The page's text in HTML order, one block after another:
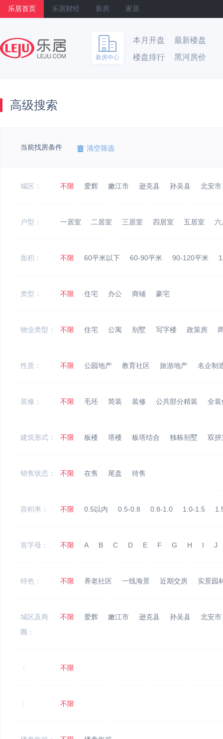
乐居首页 乐居财经 新房 家居
新房中心
本月开盘
最新楼盘
楼盘排行
黑河房价
高级搜索
当前找房条件 清空筛选
城区： 不限 爱辉 嫩江市 逊克县 孙吴县 北安市
户型： 一居室 二居室 三居室 四居室 五居室 六
面积： 不限 60平米以下 60-90平米 90-120平米
类型： 不限 住宅 办公 商铺 豪宅
物业类型： 不限 住宅 公寓 别墅 写字楼 政策房
性质： 不限 公园地产 教育社区 旅游地产 名企制
装修： 不限 毛坯 简装 装修 公共部分精装 全装
建筑形式： 不限 板楼 塔楼 板塔结合 独栋别墅 双拼
销售状态： 不限 在售 尾盘 待售
容积率： 不限 0.5以内 0.5-0.8 0.8-1.0 1.0-1.5
首字母： 不限 A B C D E F G H I J
特色： 不限 养老社区 一线海景 近期交房 实景园
城区及商
圈：
不限 爱辉 嫩江市 逊克县 孙吴县 北安市
： 不限
： 不限